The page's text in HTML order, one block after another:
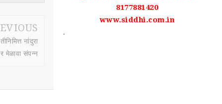
नांदुरा
मेळावा संपन्न
8177881420
www.siddhi.com.in
.